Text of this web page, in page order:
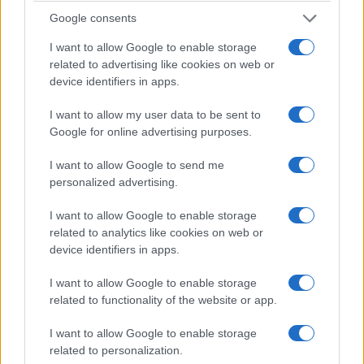
Google consents
I want to allow Google to enable storage
related to advertising like cookies on web or
device identifiers in apps.
I want to allow my user data to be sent to
Google for online advertising purposes.
I want to allow Google to send me
personalized advertising.
I want to allow Google to enable storage
related to analytics like cookies on web or
device identifiers in apps.
I want to allow Google to enable storage
related to functionality of the website or app.
I want to allow Google to enable storage
related to personalization.
muovendosi nel letto, si è accorta che accanto a
si era infilato uno sconosciuto in mutande
Le urla hanno richiamato marito e figlio e l’intruso
è fuggito dallo stesso balcone dal quale era
entrato, passando poi attraverso i tetti degli edifici